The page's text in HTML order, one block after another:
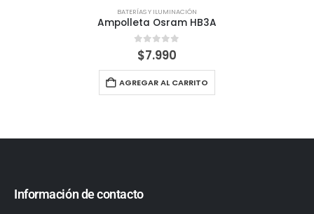
BATERÍAS Y ILUMINACIÓN
Ampolleta Osram HB3A
0out of 5
$7.990
AGREGAR AL CARRITO
Información de contacto